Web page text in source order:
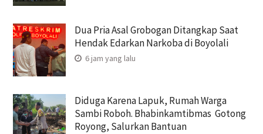
Dua Pria Asal Grobogan Ditangkap Saat
Hendak Edarkan Narkoba di Boyolali
6 jam yang lalu
Diduga Karena Lapuk, Rumah Warga
Sambi Roboh. Bhabinkamtibmas Gotong
Royong, Salurkan Bantuan